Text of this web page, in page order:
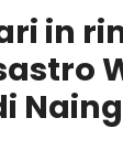
in